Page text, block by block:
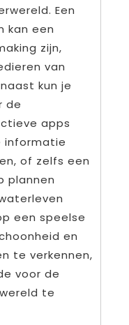
Een
kan een
zijn,
van
kun je
de
apps
informatie
of zelfs een
plannen
een speelse
en
te verkennen,
voor de
te